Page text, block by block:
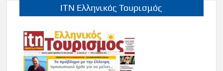
ITN Ελληνικός Τουρισμός